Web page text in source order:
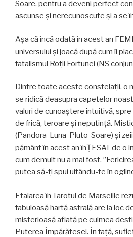
Soare, pentru a deveni perfect
ascunse și nerecunoscute și a se
Așa că încă odată în acest an
universului și joacă după cum îi
fatalismul Roții Fortunei (NS
Dintre toate aceste constelații, o
se ridică deasupra capetelor
valuri de cunoaștere intuitivă,
de frică, teroare și neputință.
(Pandora-Luna-Pluto-Soare) și
pământ în acest an înȚESAT de o
cum demult nu a mai fost.
putea să-ți spui uitându-te în
Etalarea în Tarotul de Marseille
fabuloasă hartă astrală are la loc
misterioasă aflată pe culmea
Puterea Împărătesei. În față,